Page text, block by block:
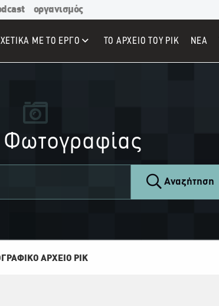
οργανισμός
ΜΕ ΤΟ ΕΡΓΟ ΤΟ ΑΡΧΕΙΟ ΤΟΥ ΡΙΚ ΝΕΑ
Φωτογραφίας
Αναζήτηση
ΑΡΧΕΊΟ ΡΙΚ